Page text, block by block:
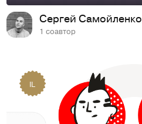
Сергей Самойленко
1 соавтор
IL